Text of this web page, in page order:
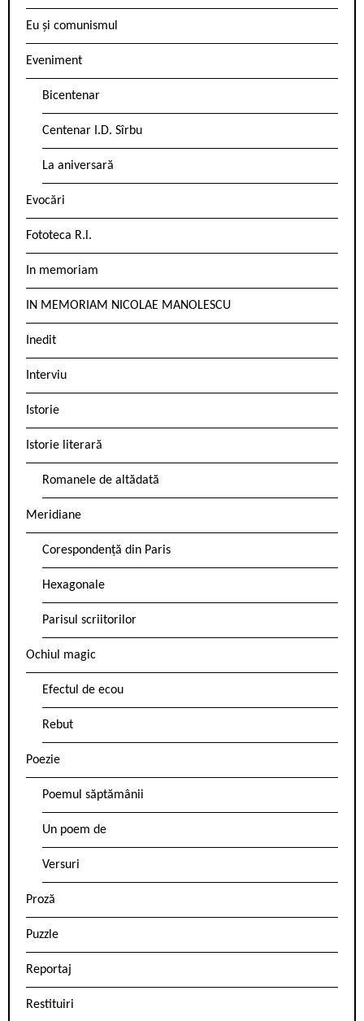
Eu și comunismul
Eveniment
Bicentenar
Centenar I.D. Sîrbu
La aniversară
Evocări
Fototeca R.l.
In memoriam
IN MEMORIAM NICOLAE MANOLESCU
Inedit
Interviu
Istorie
Istorie literară
Romanele de altădată
Meridiane
Corespondență din Paris
Hexagonale
Parisul scriitorilor
Ochiul magic
Efectul de ecou
Rebut
Poezie
Poemul săptămânii
Un poem de
Versuri
Proză
Puzzle
Reportaj
Restituiri